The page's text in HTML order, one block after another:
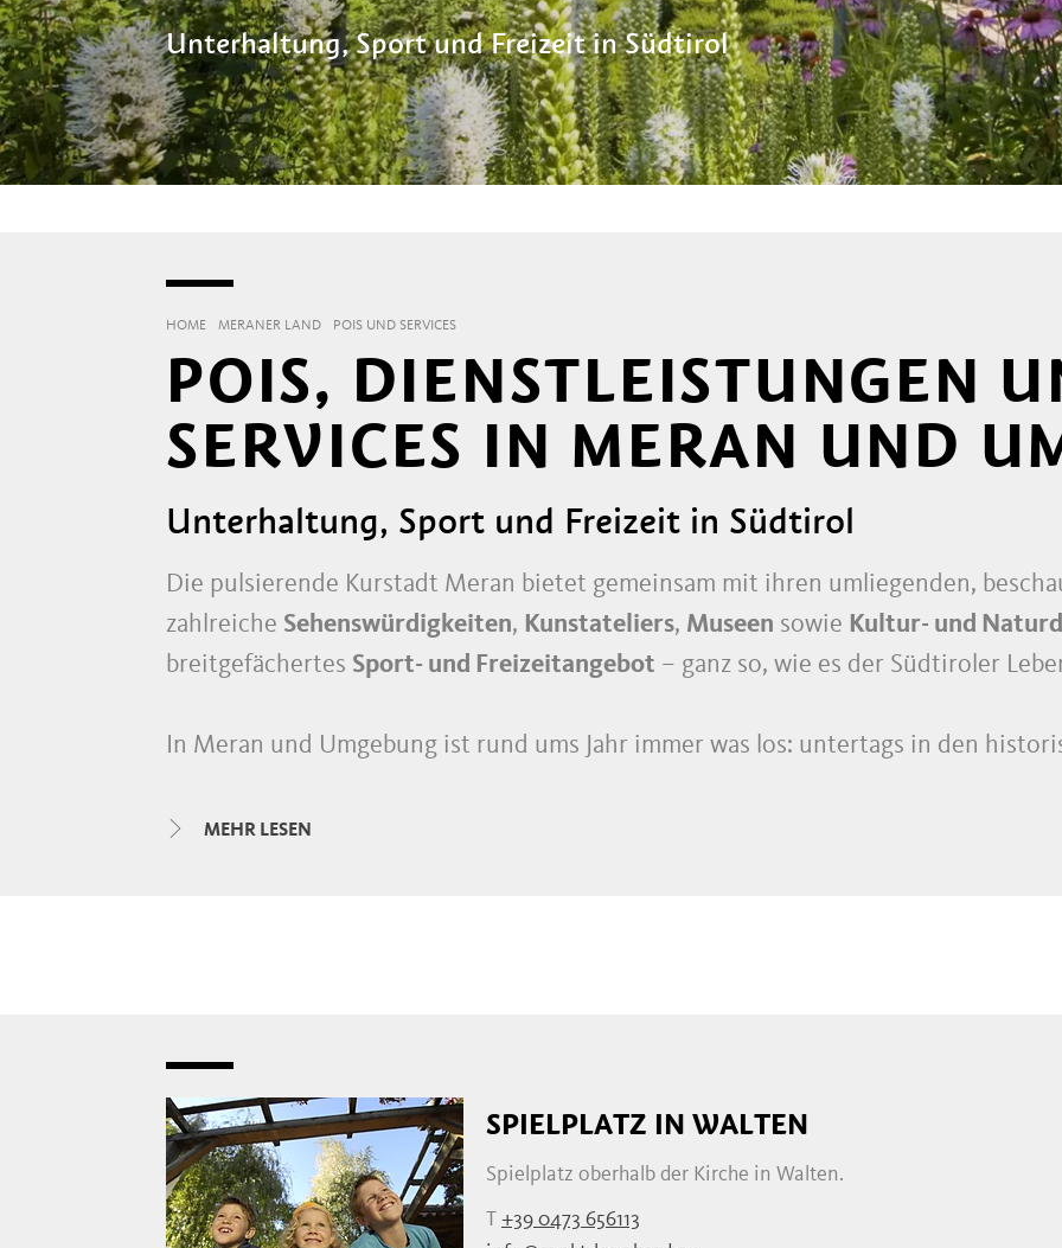
Unterhaltung, Sport und Freizeit in Südtirol
HOME MERANER LAND POIS UND SERVICES
POIS, DIENSTLEISTUNGEN
SERVICES IN MERAN UND
Unterhaltung, Sport und Freizeit in Südtirol
Die pulsierende Kurstadt Meran bietet gemeinsam mit ihren umliegenden,
zahlreiche Sehenswürdigkeiten, Kunstateliers, Museen sowie Kultur- und
breitgefächertes Sport- und Freizeitangebot – ganz so, wie es der Südtiroler
In Meran und Umgebung ist rund ums Jahr immer was los: untertags in den
Handwerkund kreativen
MEHR LESEN
SPIELPLATZ IN WALTEN
Spielplatz oberhalb der Kirche in Walten.
T +39 0473 656113